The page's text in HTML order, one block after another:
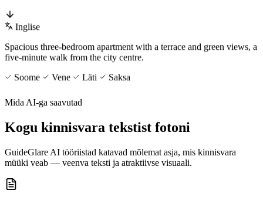
Inglise
Spacious three-bedroom apartment with a terrace and green views, a
five-minute walk from the city centre.
Soome
Vene Läti Saksa
Mida AI-ga saavutad
Kogu kinnisvara tekstist fotoni
GuideGlare AI tööriistad katavad mõlemat asja, mis kinnisvara
müüki veab — veenva teksti ja atraktiivse visuaali.